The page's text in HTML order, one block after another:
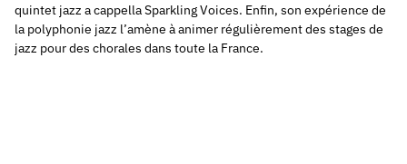
quintet jazz a cappella Sparkling Voices. Enfin, son expérience de
la polyphonie jazz l’amène à animer régulièrement des stages de
jazz pour des chorales dans toute la France.